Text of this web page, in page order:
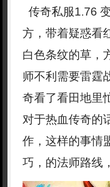
传奇私服1.76
方，带着疑惑看
白色条纹的草，
师不利需要雷霆
奇看了看田地里
对于热血传奇的
作，这样的事情
巧，的法师路线